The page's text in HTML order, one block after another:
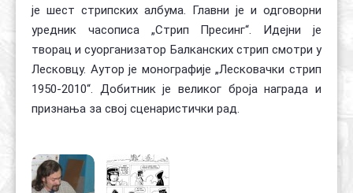
је шест стрипских албума. Главни је и одговорни
уредник часописа „Стрип Пресинг“. Идејни је
творац и суорганизатор Балканских стрип смотри у
Лесковцу. Аутор је монографије „Лесковачки стрип
1950-2010“. Добитник је великог броја награда и
признања за свој сценаристички рад.